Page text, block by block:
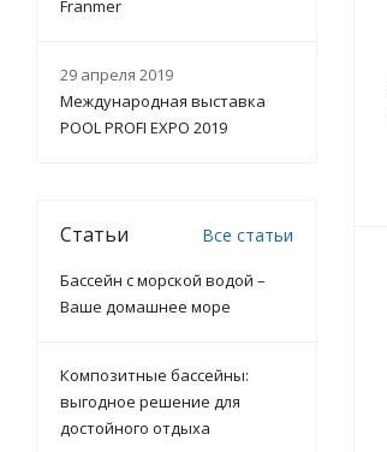
Franmer
29 апреля 2019
Международная выставка
POOL PROFI EXPO 2019
Статьи Все статьи
Бассейн с морской водой –
Ваше домашнее море
Композитные бассейны:
выгодное решение для
достойного отдыха